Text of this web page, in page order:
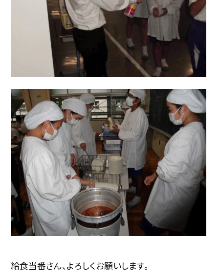
給食当番さん、よろしくお願いします。